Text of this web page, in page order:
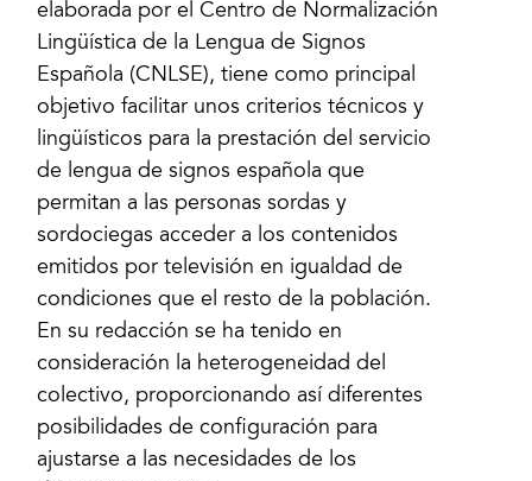
elaborada por el Centro de Normalización
Lingüística de la Lengua de Signos
Española (CNLSE), tiene como principal
objetivo facilitar unos criterios técnicos y
lingüísticos para la prestación del servicio
de lengua de signos española que
permitan a las personas sordas y
sordociegas acceder a los contenidos
emitidos por televisión en igualdad de
condiciones que el resto de la población.
En su redacción se ha tenido en
consideración la heterogeneidad del
colectivo, proporcionando así diferentes
posibilidades de configuración para
ajustarse a las necesidades de los